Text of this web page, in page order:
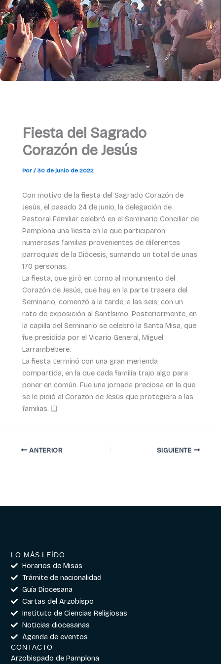
Fiesta del Sagrado
Corazón de Jesús
Por / 30 de junio de 2022
Con motivo de la fiesta del Sagrado Corazón de
Jesús, el pasado 24 de junio, la delegación de
Pastoral Familiar celebró en el Seminario Conciliar de
Pamplona una fiesta en la que participaron
numerosas familias provenientes de diferentes
parroquias de la Diócesis, sumando un total de unas
170 personas.
La fiesta, que giró en torno al monumento del
Corazón de Jesús, que hay en la parte trasera del
Seminario, comenzó a la tarde, a las seis, con un
rato de exposición al Santísimo. Posteriormente, en
la capilla del Seminario se celebró la Santa Misa, que
fue presidida por el Vicario General, Miguel
Larrambebere.
La fiesta terminó con una gran merienda
compartida, en la que cada familia trajo algo para
poner en común. Fue una jornada preciosa en la que
se le pidió al Corazón de Jesús que protegiera a las
familias. ❏
ANTERIOR SIGUIENTE
LO MÁS LEÍDO
Horarios de Misas
Trámite de nacionalidad
Guía Diocesana
Cartas del Arzobispo
Instituto de Ciencias Religiosas
Noticias diocesanas
Agenda de eventos
CONTACTO
Arzobispado de Pamplona